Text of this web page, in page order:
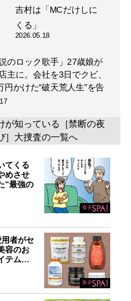
吉村は「MCだけしに
くる」
2026.05.18
のロック歌手」27歳娘が
主に。会社を3日でクビ、
円かけた“破天荒人生”を告
が知っている［禁断の夜
］大捜査の一覧へ
てくる
めさせ
“最強の
者がセ
容のお
テム…